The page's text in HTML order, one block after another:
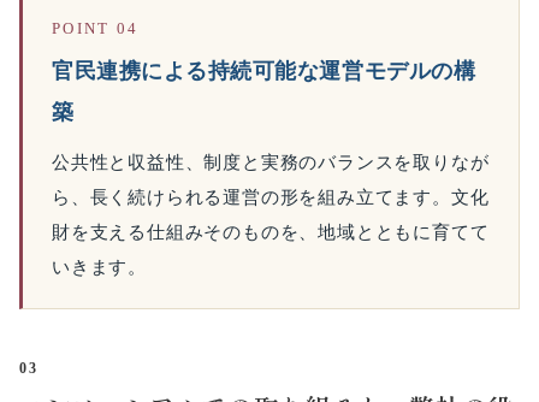
POINT 04
官民連携による持続可能な運営モデルの構
築
公共性と収益性、制度と実務のバランスを取りなが
ら、長く続けられる運営の形を組み立てます。文化
財を支える仕組みそのものを、地域とともに育てて
いきます。
03